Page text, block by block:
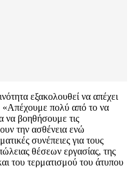
εξακολουθεί να απέχει
πολύ από το να
να βοηθήσουμε τις
την ασθένεια ενώ
συνέπειες για τους
θέσεων εργασίας, της
του τερματισμού του άτυπου